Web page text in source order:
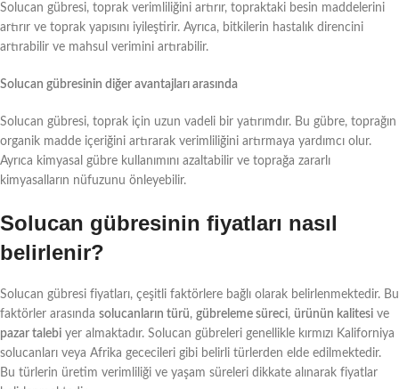
Solucan gübresi, toprak verimliliğini artırır, topraktaki besin maddelerini
artırır ve toprak yapısını iyileştirir. Ayrıca, bitkilerin hastalık direncini
artırabilir ve mahsul verimini artırabilir.
Solucan gübresinin diğer avantajları arasında
Solucan gübresi, toprak için uzun vadeli bir yatırımdır. Bu gübre, toprağın
organik madde içeriğini artırarak verimliliğini artırmaya yardımcı olur.
Ayrıca kimyasal gübre kullanımını azaltabilir ve toprağa zararlı
kimyasalların nüfuzunu önleyebilir.
Solucan gübresinin fiyatları nasıl
belirlenir?
Solucan gübresi fiyatları, çeşitli faktörlere bağlı olarak belirlenmektedir. Bu
faktörler arasında solucanların türü, gübreleme süreci, ürünün kalitesi ve
pazar talebi yer almaktadır. Solucan gübreleri genellikle kırmızı Kaliforniya
solucanları veya Afrika gececileri gibi belirli türlerden elde edilmektedir.
Bu türlerin üretim verimliliği ve yaşam süreleri dikkate alınarak fiyatlar